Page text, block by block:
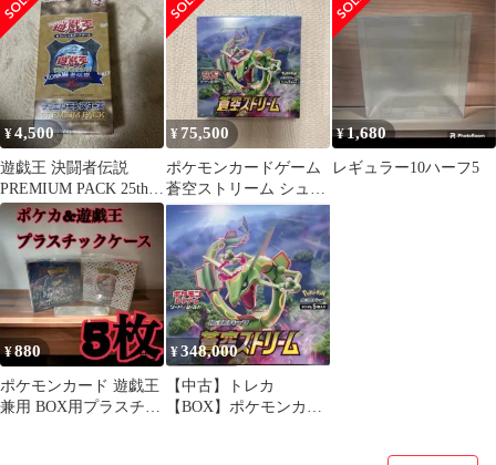
ーダー24
ベジータ トランク
ス セル クウラ ジ
ャネンバ トランクス:
未来 孫悟空:GT ゴ
クウブラック ブロリ
ー ゴテンクス ゴジ
ータ 人造人間18号
五星龍 ピッコロ ゴ
ールデンフリーザ
¥4,500
遊戯王 決闘者伝説
PREMIUM PACK 25th
シュリンク付き
¥75,500
ポケモンカードゲーム
蒼空ストリーム シュリ
ンク無しBOX
¥1,680
レギュラー10ハーフ5
¥880
ポケモンカード 遊戯王
兼用 BOX用プラスチッ
¥348,000
【中古】トレカ
【BOX】ポケモンカー